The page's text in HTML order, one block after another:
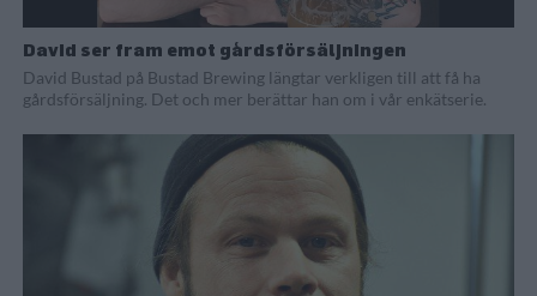
David ser fram emot gårdsförsäljningen
David Bustad på Bustad Brewing längtar verkligen till att få ha
gårdsförsäljning. Det och mer berättar han om i vår enkätserie.